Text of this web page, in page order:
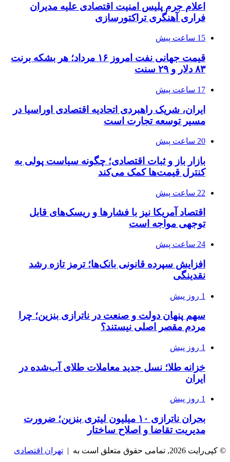
اعلام جرم پلیس امنیت اقتصادی علیه مدیران
فراری آهنگری تراکتورسازی
15 ساعت پیش
قیمت جهانی نفت امروز ۱۶ مرداد؛ هر بشکه برنت
۸۳ دلار و ۲۹ سنت
17 ساعت پیش
ایران، شریک راهبردی اتحادیه اقتصادی اوراسیا در
مسیر توسعه تجارت است
20 ساعت پیش
بازار باز و ثبات اقتصادی؛ چگونه سیاست پولی به
کنترل قیمت‌ها کمک می‌کند
22 ساعت پیش
اقتصاد آمریکا نیز با فشارها و ریسک‌های قابل
توجهی مواجه است
24 ساعت پیش
افزایش سپرده قانونی بانک‌ها؛ ترمز تازه رشد
نقدینگی
1 روز پیش
سهم پنهان دولت و صنعت در ناترازی بنزین؛ چرا
مردم مقصر اصلی نیستند؟
1 روز پیش
خزانه طلا؛ نسل جدید معاملات طلای آب‌شده در
ایران
1 روز پیش
بحران ناترازی ۱۰ میلیون لیتری بنزین؛ ضرورت
مدیریت تقاضا و اصلاح ساختار
© کپی‌رایت 2026, تمامی حقوق متعلق است به | تهران اقتصادی